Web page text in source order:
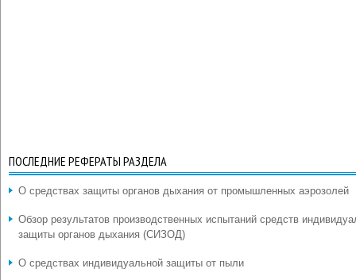
ПОСЛЕДНИЕ РЕФЕРАТЫ РАЗДЕЛА
О средствах защиты органов дыхания от промышленных аэрозолей
Обзор результатов производственных испытаний средств
защиты органов дыхания (СИЗОД)
О средствах индивидуальной защиты от пыли